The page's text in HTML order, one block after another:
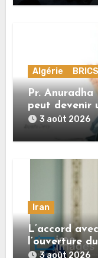
Algérie BRICS
Pr. Anuradha
peut devenir
Global »
3 août 2026
Iran
L’accord
l’ouverture
3 août 2026